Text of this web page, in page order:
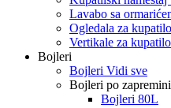
Lavabo sa
Ogledala za kupatilo
Vertikale za kupatilo
Bojleri
Bojleri Vidi sve
Bojleri po zapremini
Bojleri 80L